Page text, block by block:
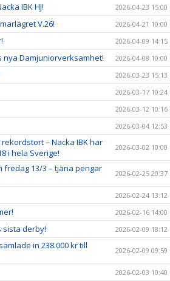
IBK HJ! 2026-04-23 15:00
V.26! 2026-04-21 10:00
2026-04-09 14:15
nya Damjuniorverksamhet! 2026-04-08 10:00
2026-03-23 15:13
2026-03-17 10:24
2026-03-12 10:16
2026-03-04 12:53
– Nacka IBK har
i hela Sverige!
2026-03-02 10:00
fredag 13/3 – tjäna pengar
2026-02-25 20:37
2026-02-24 13:12
2026-02-16 14:00
sista derby! 2026-02-09 18:12
in 238.000 kr till
2026-02-09 09:59
2026-02-03 10:40